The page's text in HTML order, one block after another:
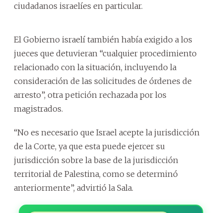
ciudadanos israelíes en particular.
El Gobierno israelí también había exigido a los
jueces que detuvieran “cualquier procedimiento
relacionado con la situación, incluyendo la
consideración de las solicitudes de órdenes de
arresto”, otra petición rechazada por los
magistrados.
“No es necesario que Israel acepte la jurisdicción
de la Corte, ya que esta puede ejercer su
jurisdicción sobre la base de la jurisdicción
territorial de Palestina, como se determinó
anteriormente”, advirtió la Sala.